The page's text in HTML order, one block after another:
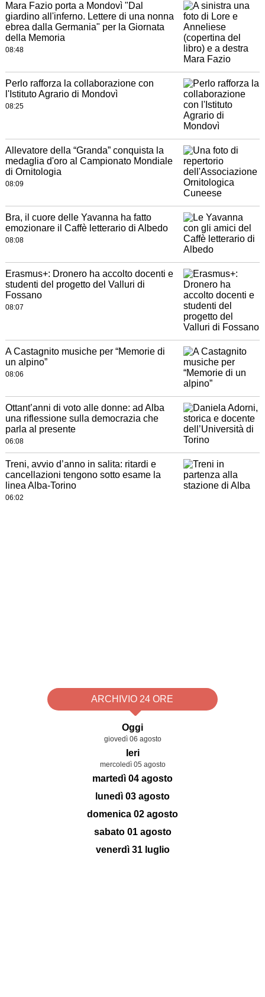
Mara Fazio porta a Mondovì "Dal
giardino all'inferno. Lettere di una nonna
ebrea dalla Germania" per la Giornata
della Memoria
08:48
Perlo rafforza la collaborazione con
l'Istituto Agrario di Mondovì
08:25
Allevatore della “Granda” conquista la
medaglia d'oro al Campionato Mondiale
di Ornitologia
08:09
Bra, il cuore delle Yavanna ha fatto
emozionare il Caffè letterario di Albedo
08:08
Erasmus+: Dronero ha accolto docenti e
studenti del progetto del Valluri di
Fossano
08:07
A Castagnito musiche per “Memorie di
un alpino”
08:06
Ottant’anni di voto alle donne: ad Alba
una riflessione sulla democrazia che
parla al presente
06:08
Treni, avvio d’anno in salita: ritardi e
cancellazioni tengono sotto esame la
linea Alba-Torino
06:02
ARCHIVIO 24 ORE
Oggi
giovedì 06 agosto
Ieri
mercoledì 05 agosto
martedì 04 agosto
lunedì 03 agosto
domenica 02 agosto
sabato 01 agosto
venerdì 31 luglio